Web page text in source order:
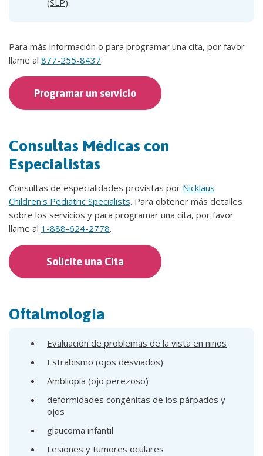
(SLP)
Para más información o para programar una cita, por favor
llame al 877-255-8437.
Programar un servicio
Consultas Médicas con
Especialistas
Consultas de especialidades provistas por Nicklaus
Children's Pediatric Specialists. Para obtener más detalles
sobre los servicios y para programar una cita, por favor
llame al 1-888-624-2778.
Solicite una Cita
Oftalmología
Evaluación de problemas de la vista en niños
Estrabismo (ojos desviados)
Ambliopía (ojo perezoso)
deformidades congénitas de los párpados y
ojos
glaucoma infantil
Lesiones y tumores oculares